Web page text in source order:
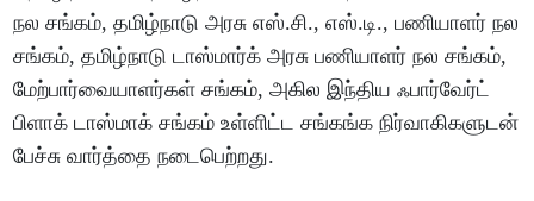
நல சங்கம், தமிழ்நாடு அரசு எஸ்.சி., எஸ்.டி., பணியாளர் நல
சங்கம், தமிழ்நாடு டாஸ்மார்க் அரசு பணியாளர் நல சங்கம்,
மேற்பார்வையாளர்கள் சங்கம், அகில இந்திய ஃபார்வேர்ட்
பிளாக் டாஸ்மாக் சங்கம் உள்ளிட்ட சங்கங்க நிர்வாகிகளுடன்
பேச்சு வார்த்தை நடைபெற்றது.